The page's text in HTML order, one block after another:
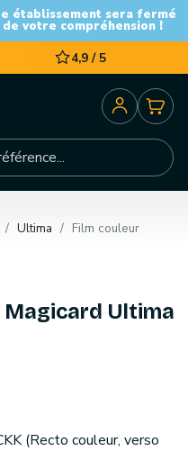
établissement sera fermé
de votre compréhension !
4,9 / 5
Ultima
Film couleur
Magicard Ultima
(Recto couleur, verso